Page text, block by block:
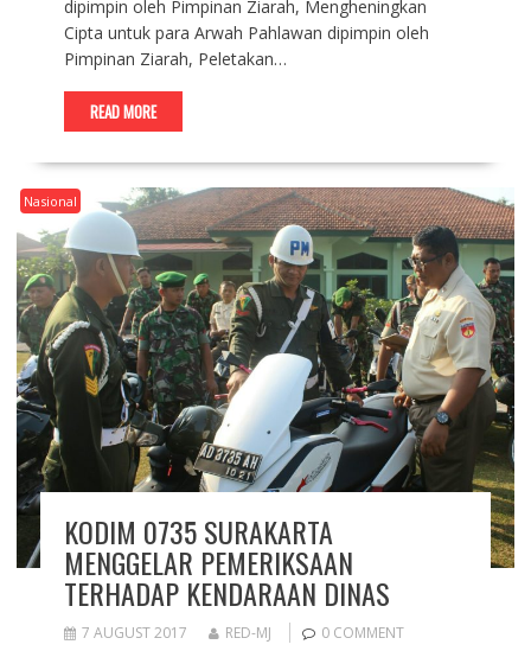
dipimpin oleh Pimpinan Ziarah, Mengheningkan
Cipta untuk para Arwah Pahlawan dipimpin oleh
Pimpinan Ziarah, Peletakan…
READ MORE
Nasional
KODIM 0735 SURAKARTA
MENGGELAR PEMERIKSAAN
TERHADAP KENDARAAN DINAS
7 AUGUST 2017 RED-MJ 0 COMMENT